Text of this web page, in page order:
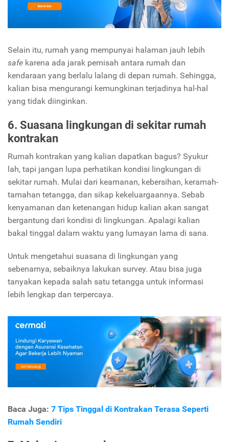
Selain itu, rumah yang mempunyai halaman jauh lebih
safe karena ada jarak pemisah antara rumah dan
kendaraan yang berlalu lalang di depan rumah. Sehingga,
kalian bisa mengurangi kemungkinan terjadinya hal-hal
yang tidak diinginkan.
6. Suasana lingkungan di sekitar rumah
kontrakan
Rumah kontrakan yang kalian dapatkan bagus? Syukur
lah, tapi jangan lupa perhatikan kondisi lingkungan di
sekitar rumah. Mulai dari keamanan, kebersihan, keramah-
tamahan tetangga, dan sikap kekeluargaannya. Sebab
kenyamanan dan ketenangan hidup kalian akan sangat
bergantung dari kondisi di lingkungan. Apalagi kalian
bakal tinggal dalam waktu yang lumayan lama di sana.
Untuk mengetahui suasana di lingkungan yang
sebenarnya, sebaiknya lakukan survey. Atau bisa juga
tanyakan kepada salah satu tetangga untuk informasi
lebih lengkap dan terpercaya.
Baca Juga: 7 Tips Tinggal di Kontrakan Terasa Seperti
Rumah Sendiri